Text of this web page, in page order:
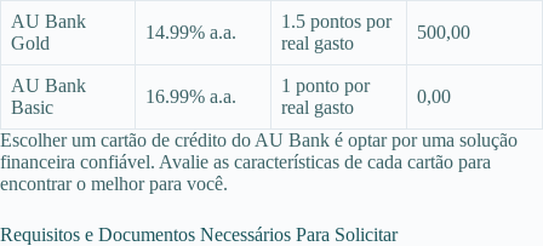
AU Bank
Gold
14.99% a.a.
1.5 pontos por
real gasto
500,00
AU Bank
Basic
16.99% a.a.
1 ponto por
real gasto
0,00
Escolher um cartão de crédito do AU Bank é optar por uma solução
financeira confiável. Avalie as características de cada cartão para
encontrar o melhor para você.
Requisitos e Documentos Necessários Para Solicitar